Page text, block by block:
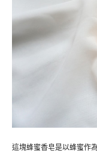
這塊蜂蜜香皂是以蜂蜜作